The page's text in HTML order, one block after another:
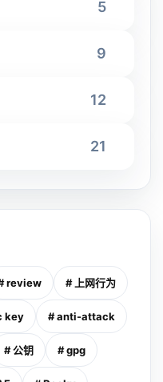
5
9
12
21
review # 上网行为
key # anti-attack
# 公钥 # gpg